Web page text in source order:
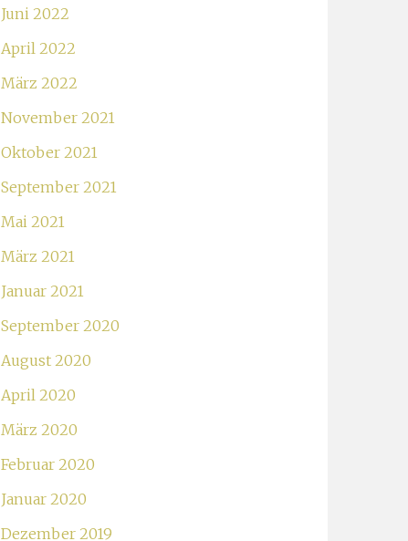
Juni 2022
April 2022
März 2022
November 2021
Oktober 2021
September 2021
Mai 2021
März 2021
Januar 2021
September 2020
August 2020
April 2020
März 2020
Februar 2020
Januar 2020
Dezember 2019